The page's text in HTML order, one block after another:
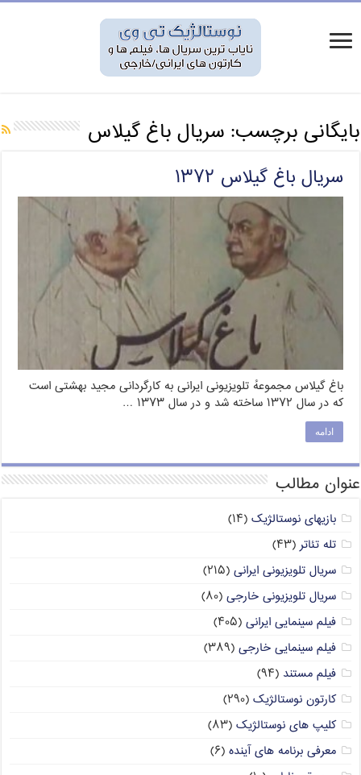
بایگانی برچسب:سریال باغ گیلاس
سریال باغ گیلاس ۱۳۷۲
باغ گیلاس مجموعهٔ تلویزیونی ایرانی به کارگردانی مجید بهشتی است
که در سال ۱۳۷۲ ساخته شد و در سال ۱۳۷۳ …
ادامه
عنوان مطالب
بازیهای نوستالژیک (۱۴)
تله تئاتر (۴۳)
سریال تلویزیونی ایرانی (۲۱۵)
سریال تلویزیونی خارجی (۸۰)
فیلم سینمایی ایرانی (۴۰۵)
فیلم سینمایی خارجی (۳۸۹)
فیلم مستند (۹۴)
کارتون نوستالژیک (۲۹۰)
کلیپ های نوستالژیک (۸۳)
معرفی برنامه های آینده (۶)